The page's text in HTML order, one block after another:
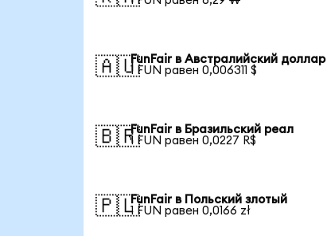
🇦🇺FunFair в Австралийский доллар
1 FUN равен 0,006311 $
🇧🇷FunFair в Бразильский реал
1 FUN равен 0,0227 R$
🇵🇱FunFair в Польский злотый
1 FUN равен 0,0166 zł